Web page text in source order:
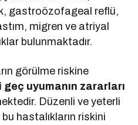
gastroözofageal reflü,
migren ve atriyal
bulunmaktadır.
görülme riskine
geç uyumanın zararları
Düzenli ve yeterli
hastalıkların riskini